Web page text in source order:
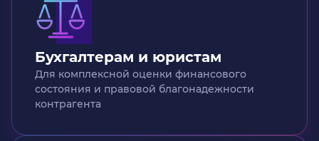
Бухгалтерам и юристам
Для комплексной оценки финансового
состояния и правовой благонадежности
контрагента